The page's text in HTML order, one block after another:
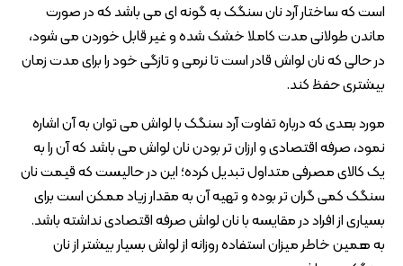
است که ساختار آرد نان سنگک به گونه ای می باشد که در صورت
ماندن طولانی مدت کاملا خشک شده و غیر قابل خوردن می شود،
در حالی که نان لواش قادر است تا نرمی و تازگی خود را برای مدت زمان
بیشتری حفظ کند.
مورد بعدی که درباره تفاوت آرد سنگک با لواش می توان به آن اشاره
نمود، صرفه اقتصادی و ارزان تر بودن نان لواش می باشد که آن را به
یک کالای مصرفی متداول تبدیل کرده؛ این در حالیست که قیمت نان
سنگک کمی گران تر بوده و تهیه آن به مقدار زیاد ممکن است برای
بسیاری از افراد در مقایسه با نان لواش صرفه اقتصادی نداشته باشد.
به همین خاطر میزان استفاده روزانه از لواش بسیار بیشتر از نان